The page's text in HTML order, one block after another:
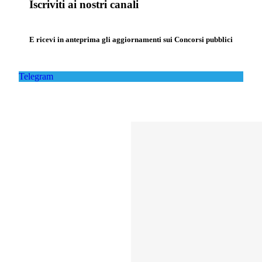
Iscriviti ai nostri canali
E ricevi in anteprima gli aggiornamenti sui Concorsi pubblici
Telegram